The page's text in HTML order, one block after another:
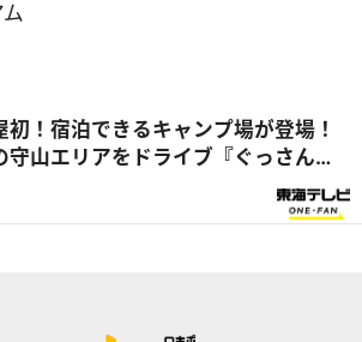
初！宿泊できるキャンプ場が登場！
守山エリアをドライブ『ぐっさん